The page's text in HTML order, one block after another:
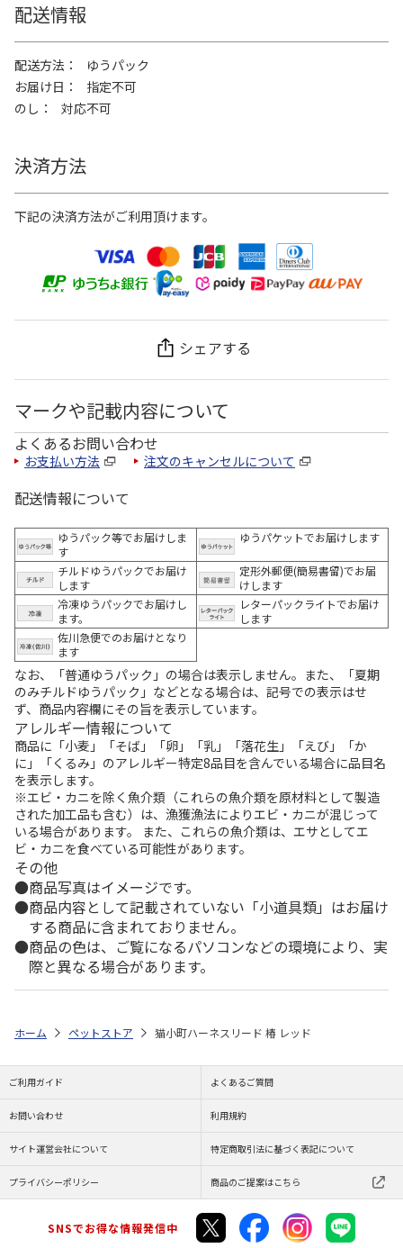
配送情報
配送方法
ゆうパック
お届け日
指定不可
のし
対応不可
決済方法
下記の決済方法がご利用頂けます。
シェアする
マークや記載内容について
よくあるお問い合わせ
お支払い方法 注文のキャンセルについて
配送情報について
ゆうパック等でお届けしま
す
ゆうパケットでお届けします
チルドゆうパックでお届け
します
定形外郵便(簡易書留)でお届
けします
冷凍ゆうパックでお届けし
ます。
レターパックライトでお届け
します
佐川急便でのお届けとなり
ます
なお、「普通ゆうパック」の場合は表示しません。また、「夏期
のみチルドゆうパック」などとなる場合は、記号での表示はせ
ず、商品内容欄にその旨を表示しています。
アレルギー情報について
商品に「小麦」「そば」「卵」「乳」「落花生」「えび」「か
に」「くるみ」のアレルギー特定8品目を含んでいる場合に品目名
を表示します。
※エビ・カニを除く魚介類（これらの魚介類を原材料として製造
された加工品も含む）は、漁獲漁法によりエビ・カニが混じって
いる場合があります。 また、これらの魚介類は、エサとしてエ
ビ・カニを食べている可能性があります。
その他
商品写真はイメージです。
商品内容として記載されていない「小道具類」はお届け
する商品に含まれておりません。
商品の色は、ご覧になるパソコンなどの環境により、実
際と異なる場合があります。
ホーム ペットストア 猫小町ハーネスリード 椿 レッド
ご利用ガイド よくあるご質問
お問い合わせ 利用規約
サイト運営会社について 特定商取引法に基づく表記について
プライバシーポリシー 商品のご提案はこちら
SNSでお得な情報発信中